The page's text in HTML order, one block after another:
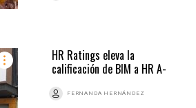
HR Ratings eleva la
calificación de BIM a HR A-
FERNANDA HERNÁNDEZ